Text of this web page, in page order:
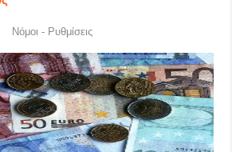
Νόμοι - Ρυθμίσεις